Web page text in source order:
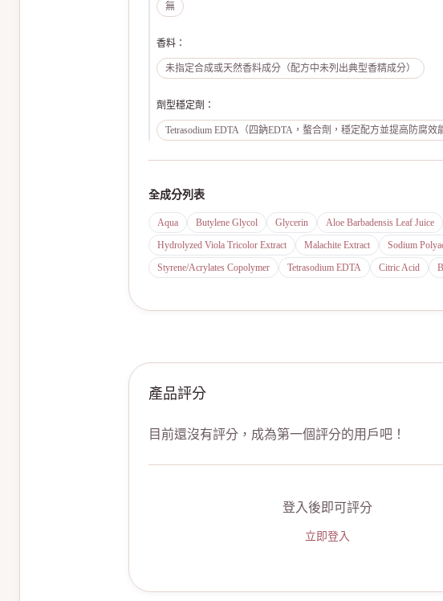
無
香料 ：
未指定合成或天然香料成分（配方中未列出典型香精成分）
劑型穩定劑 ：
Tetrasodium EDTA（四鈉EDTA，螯合劑，穩定配方並提高防腐效
全成分列表
Aqua Butylene Glycol Glycerin Aloe Barbadensis Leaf Juice
Hydrolyzed Viola Tricolor Extract
Malachite Extract Sodium
Styrene/Acrylates Copolymer
Tetrasodium EDTA Citric Acid
產品評分
目前還沒有評分，成為第一個評分的用戶吧！
登入後即可評分
立即登入